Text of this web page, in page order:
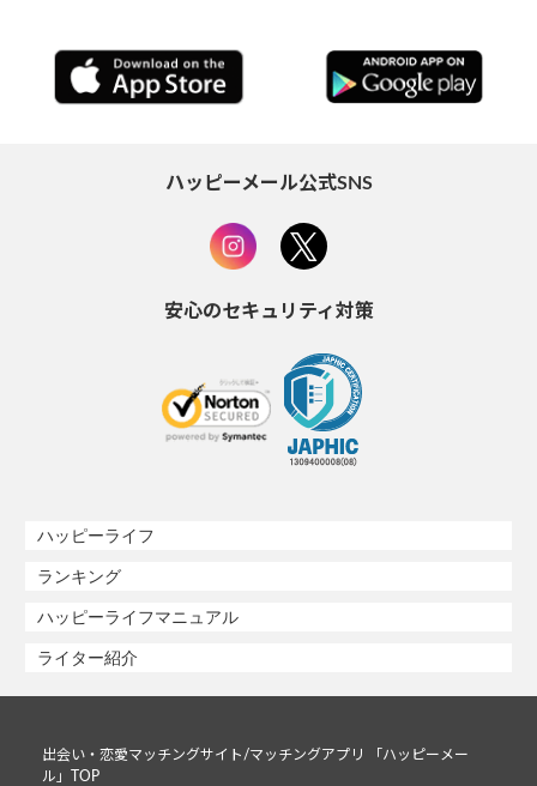
ハッピーメール公式SNS
安心のセキュリティ対策
ハッピーライフ
ランキング
ハッピーライフマニュアル
ライター紹介
出会い・恋愛マッチングサイト/マッチングアプリ 「ハッピーメー
ル」TOP